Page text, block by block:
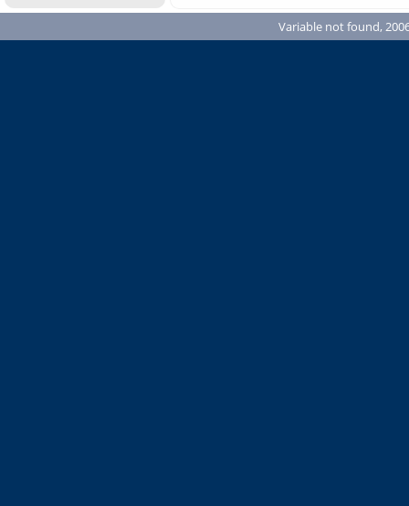
Variable not found,